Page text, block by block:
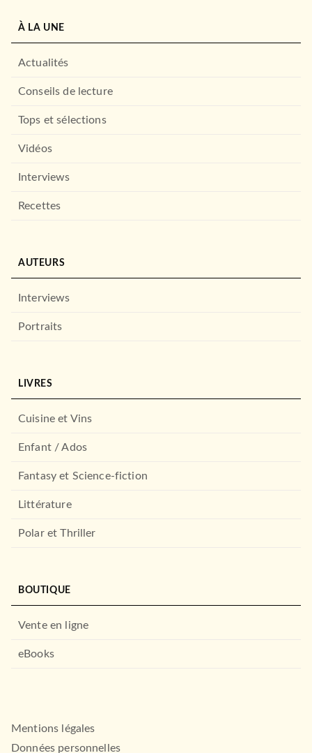
À LA UNE
Actualités
Conseils de lecture
Tops et sélections
Vidéos
Interviews
Recettes
AUTEURS
Interviews
Portraits
LIVRES
Cuisine et Vins
Enfant / Ados
Fantasy et Science-fiction
Littérature
Polar et Thriller
BOUTIQUE
Vente en ligne
eBooks
Mentions légales
Données personnelles